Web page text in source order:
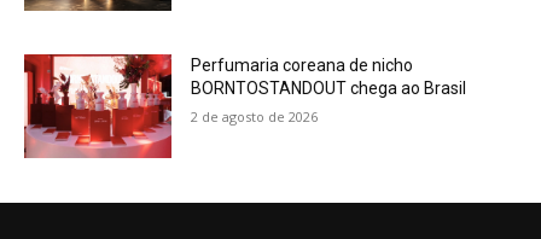
Perfumaria coreana de nicho
BORNTOSTANDOUT chega ao Brasil
2 de agosto de 2026